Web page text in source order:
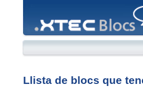
Llista de blocs que